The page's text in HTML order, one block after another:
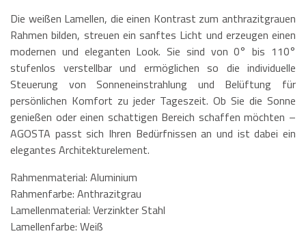
Die weißen Lamellen, die einen Kontrast zum anthrazitgrauen
Rahmen bilden, streuen ein sanftes Licht und erzeugen einen
modernen und eleganten Look. Sie sind von 0° bis 110°
stufenlos verstellbar und ermöglichen so die individuelle
Steuerung von Sonneneinstrahlung und Belüftung für
persönlichen Komfort zu jeder Tageszeit. Ob Sie die Sonne
genießen oder einen schattigen Bereich schaffen möchten –
AGOSTA passt sich Ihren Bedürfnissen an und ist dabei ein
elegantes Architekturelement.
Rahmenmaterial: Aluminium
Rahmenfarbe: Anthrazitgrau
Lamellenmaterial: Verzinkter Stahl
Lamellenfarbe: Weiß